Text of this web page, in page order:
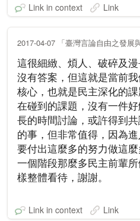
Link in context Link
2017-04-07 「臺灣言論自由之發展
這很細緻、煩人、破碎及
沒有答案，但這就是當前
核心，也就是民主深化的
在碰到的課題，沒有一件
長的時間討論，或許得到
的事，但非常值得，因為
要付出這麼多的努力做這
一個階段那麼多民主前輩
樣整體看待，謝謝。
Link in context Link